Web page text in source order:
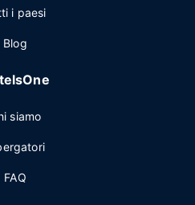
i paesi
Blog
siamo
FAQ